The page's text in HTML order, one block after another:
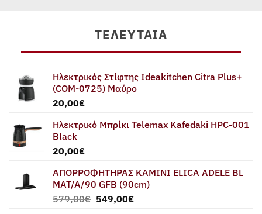
ΤΕΛΕΥΤΑΊΑ
Ηλεκτρικός Στίφτης Ideakitchen Citra Plus+
(COM-0725) Μαύρο
20,00€
Ηλεκτρικό Μπρίκι Telemax Kafedaki HPC-001
Black
20,00€
ΑΠΟΡΡΟΦΗΤΗΡΑΣ ΚΑΜΙΝΙ ELICA ADELE BL
MAT/A/90 GFB (90cm)
579,00€ Original
549,00€Η